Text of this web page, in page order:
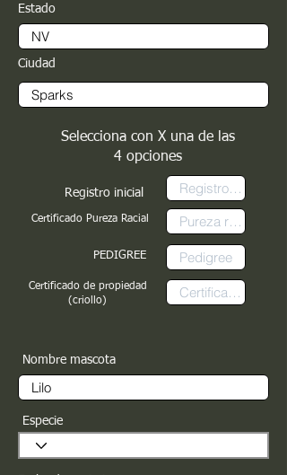
Estado
Ciudad
Registro inicial
Certificado Pureza Racial
PEDIGREE
Selecciona con X una de las
4 opciones
Certificado de propiedad
(criollo)
Nombre mascota
Especie